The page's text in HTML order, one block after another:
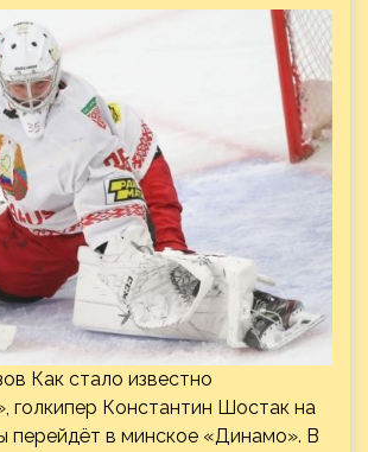
Как стало известно
голкипер Константин Шостак на
перейдёт в минское «Динамо». В